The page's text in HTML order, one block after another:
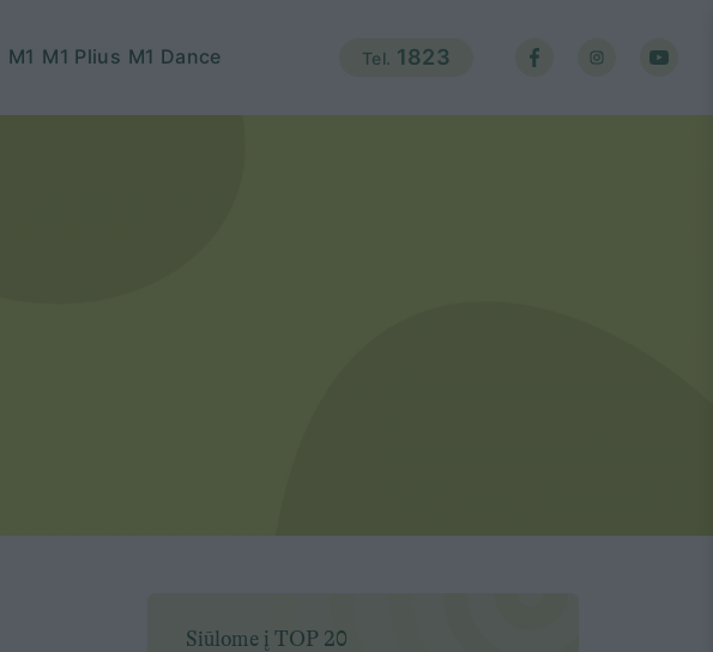
M1 M1 Plius M1 Dance Tel. 1823
Siūlome į TOP 20